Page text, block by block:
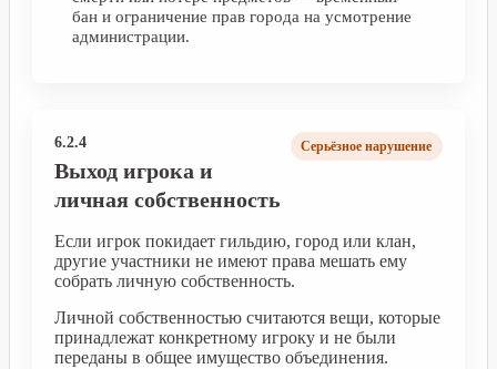
бан и ограничение прав города на усмотрение
администрации.
6.2.4
Выход игрока и
личная собственность
Серьёзное нарушение
Если игрок покидает гильдию, город или клан,
другие участники не имеют права мешать ему
собрать личную собственность.
Личной собственностью считаются вещи, которые
принадлежат конкретному игроку и не были
переданы в общее имущество объединения.